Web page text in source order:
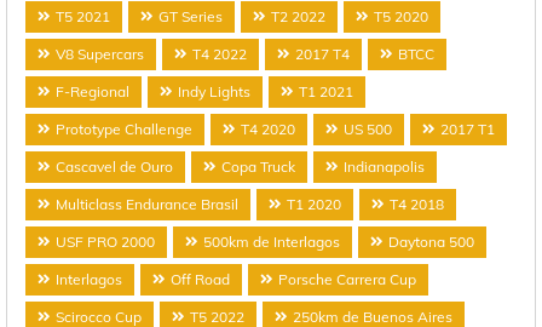
T5 2021 GT Series T2 2022 T5 2020
V8 Supercars T4 2022 2017 T4 BTCC
F-Regional Indy Lights T1 2021
Prototype Challenge T4 2020 US 500 2017 T1
Cascavel de Ouro Copa Truck Indianapolis
Multiclass Endurance Brasil T1 2020 T4 2018
USF PRO 2000 500km de Interlagos Daytona 500
Interlagos Off Road Porsche Carrera Cup
Scirocco Cup T5 2022 250km de Buenos Aires